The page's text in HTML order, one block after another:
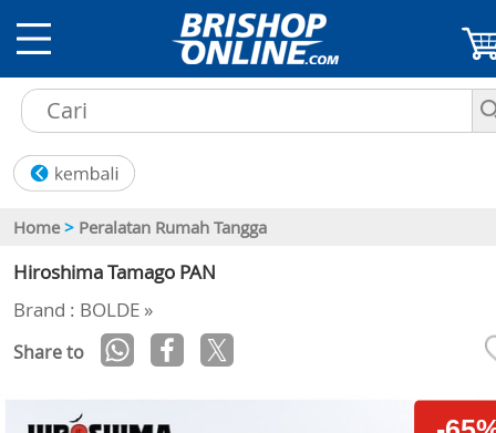
Home > Peralatan Rumah Tangga
Hiroshima Tamago PAN
Brand : BOLDE »
Share to